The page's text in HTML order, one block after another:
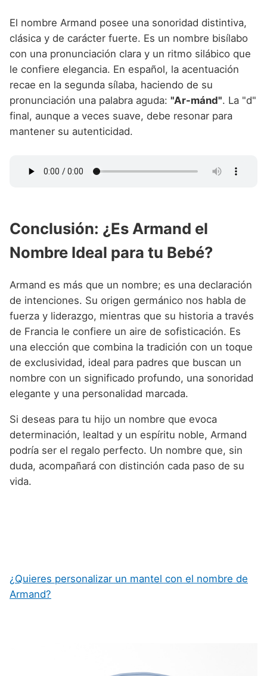
El nombre Armand posee una sonoridad distintiva,
clásica y de carácter fuerte. Es un nombre bisílabo
con una pronunciación clara y un ritmo silábico que
le confiere elegancia. En español, la acentuación
recae en la segunda sílaba, haciendo de su
pronunciación una palabra aguda: "Ar-mánd". La "d"
final, aunque a veces suave, debe resonar para
mantener su autenticidad.
Conclusión: ¿Es Armand el
Nombre Ideal para tu Bebé?
Armand es más que un nombre; es una declaración
de intenciones. Su origen germánico nos habla de
fuerza y liderazgo, mientras que su historia a través
de Francia le confiere un aire de sofisticación. Es
una elección que combina la tradición con un toque
de exclusividad, ideal para padres que buscan un
nombre con un significado profundo, una sonoridad
elegante y una personalidad marcada.
Si deseas para tu hijo un nombre que evoca
determinación, lealtad y un espíritu noble, Armand
podría ser el regalo perfecto. Un nombre que, sin
duda, acompañará con distinción cada paso de su
vida.
¿Quieres personalizar un mantel con el nombre de
Armand?